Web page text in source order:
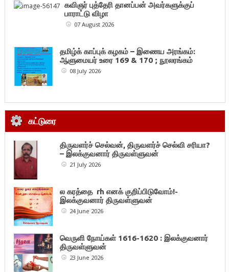
கவிஞர் புத்தேரி தானப்பன் அவர்களுக்குப்
பாராட்டு விழா
07 August 2026
தமிழ்க் காப்புக் கழகம் – இணைய அரங்கம்:
ஆளுமையர் உரை 169 & 170 ; நூலரங்கம்
08 July 2026
கட்டுரை
திருவளர்ச் செல்வன், திருவளர்ச் செல்வி சரியா?
– இலக்குவனார் திருவள்ளுவன்
21 July 2026
ல கரத்தை rh எனக் குறிப்பிடுவோம்!-
இலக்குவனார் திருவள்ளுவன்
24 June 2026
வெருளி நோய்கள் 1616-1620 : இலக்குவனார்
திருவள்ளுவன்
23 June 2026